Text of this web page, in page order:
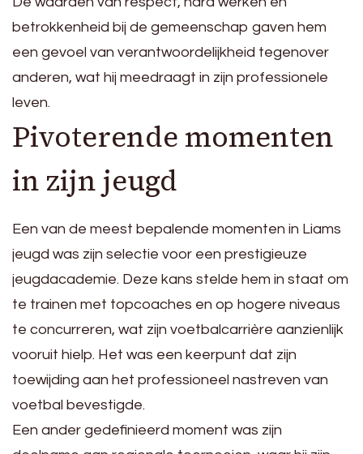
betrokkenheid bij de gemeenschap gaven hem
een gevoel van verantwoordelijkheid tegenover
anderen, wat hij meedraagt in zijn professionele
leven.
Pivoterende momenten
in zijn jeugd
Een van de meest bepalende momenten in Liams
jeugd was zijn selectie voor een prestigieuze
jeugdacademie. Deze kans stelde hem in staat om
te trainen met topcoaches en op hogere niveaus
te concurreren, wat zijn voetbalcarrière aanzienlijk
vooruit hielp. Het was een keerpunt dat zijn
toewijding aan het professioneel nastreven van
voetbal bevestigde.
Een ander gedefinieerd moment was zijn